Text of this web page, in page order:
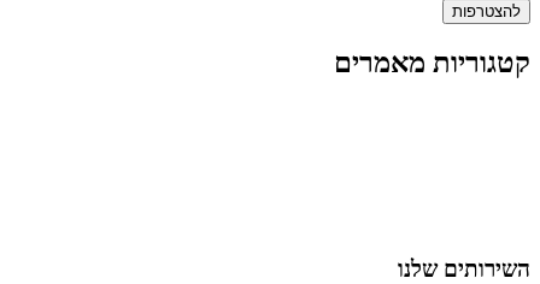
להצטרפות
קטגוריות מאמרים
השירותים שלנו